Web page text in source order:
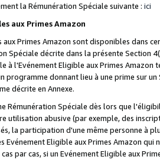
la Rémunération Spéciale suivante : ici
aux Primes Amazon
aux Primes Amazon sont disponibles dans
Spéciale décrite dans la présente Section
à l'Evénement Eligible aux Primes Amazon
programme donnant lieu à une prime sur
décrite en Annexe.
Rémunération Spéciale dès lors que
utilisation abusive (par exemple, des
la participation d'une même personne à
Evénement Eligible aux Primes Amazon qui
par cas, si un Evénement Eligible aux